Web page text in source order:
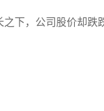
下，公司股价却跌